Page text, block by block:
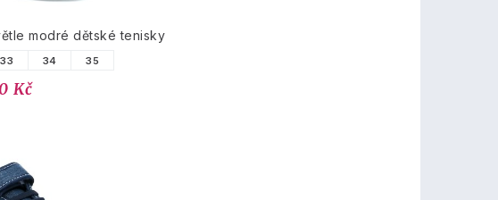
modré dětské tenisky
33 34 35
Kč